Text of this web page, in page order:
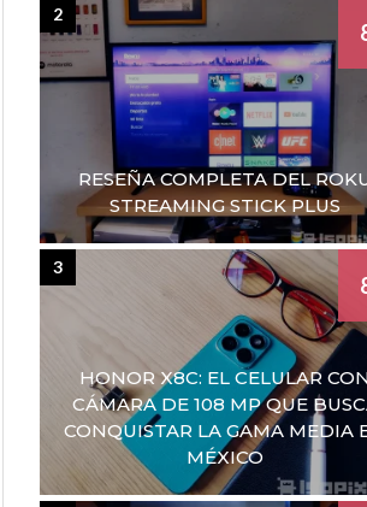
RESEÑA COMPLETA DEL
STREAMING STICK PLUS
2
HONOR X8C: EL CELULAR
CÁMARA DE 108 MP QUE
CONQUISTAR LA GAMA MEDIA
MÉXICO
3